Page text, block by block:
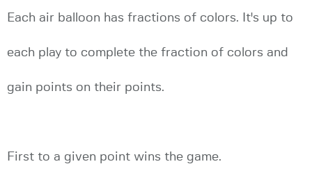
Each air balloon has fractions of colors. It's up to
each play to complete the fraction of colors and
gain points on their points.
First to a given point wins the game.